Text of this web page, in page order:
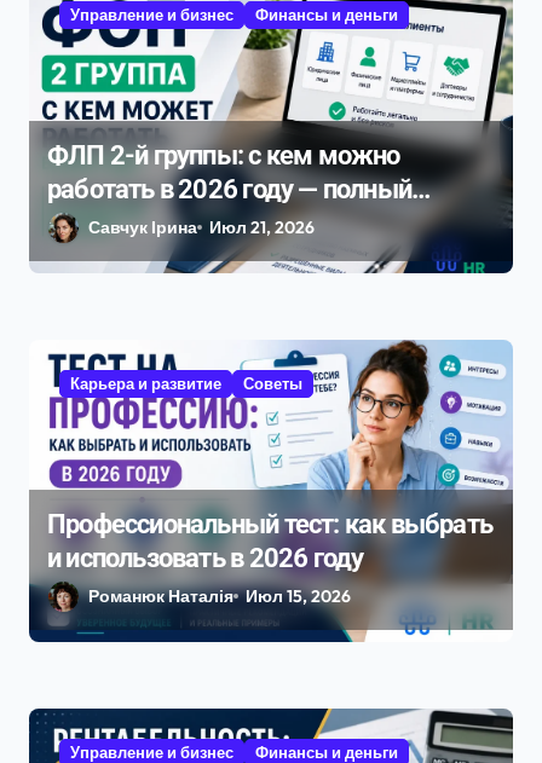
п
и
с
я
м
Управление и бизнес Финансы и деньги
ФЛП 2-й группы: с кем можно
работать в 2026 году — полный
разбор ограничений и рисков
Савчук Ірина Июл 21, 2026
Карьера и развитие Советы
Профессиональный тест: как выбрать
и использовать в 2026 году
Романюк Наталія Июл 15, 2026
Управление и бизнес Финансы и деньги